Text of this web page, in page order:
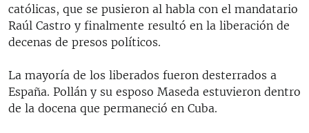
católicas, que se pusieron al habla con el mandatario
Raúl Castro y finalmente resultó en la liberación de
decenas de presos políticos.
La mayoría de los liberados fueron desterrados a
España. Pollán y su esposo Maseda estuvieron dentro
de la docena que permaneció en Cuba.